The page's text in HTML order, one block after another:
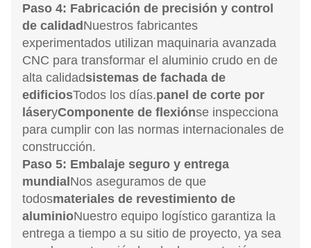
Paso 4: Fabricación de precisión y control
de calidadNuestros fabricantes
experimentados utilizan maquinaria avanzada
CNC para transformar el aluminio crudo en de
alta calidadsistemas de fachada de
edificiosTodos los días.panel de corte por
láseryComponente de flexiónse inspecciona
para cumplir con las normas internacionales de
construcción.
Paso 5: Embalaje seguro y entrega
mundialNos aseguramos de que
todosmateriales de revestimiento de
aluminioNuestro equipo logístico garantiza la
entrega a tiempo a su sitio de proyecto, ya sea